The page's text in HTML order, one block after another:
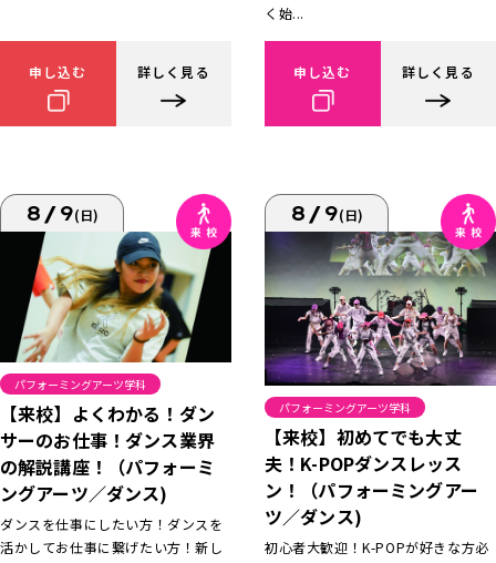
申し込む 詳しく見る
く始...
申し込む 詳しく見る
8/9(日)
パフォーミングアーツ学科
【来校】よくわかる！ダン
サーのお仕事！ダンス業界
の解説講座！（パフォーミ
ングアーツ／ダンス)
ダンスを仕事にしたい方！ダンスを
活かしてお仕事に繋げたい方！新し
8/9(日)
パフォーミングアーツ学科
【来校】初めてでも大丈
夫！K-POPダンスレッス
ン！（パフォーミングアー
ツ／ダンス)
初心者大歓迎！K-POPが好きな方必